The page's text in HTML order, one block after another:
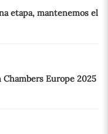
etapa, mantenemos el
Europe 2025